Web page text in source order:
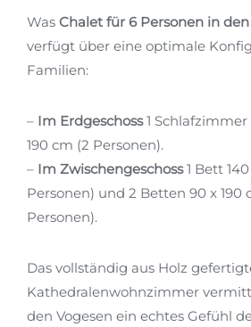
Was Chalet für 6 Personen in den
verfügt über eine optimale
Familien:
– Im Erdgeschoss1
190 cm (2 Personen).
– Im Zwischengeschoss1 Bett
Personen) und 2 Betten 90 x 190
Personen).
Das vollständig aus Holz
Kathedralenwohnzimmer
den Vogesen ein echtes Gefühl